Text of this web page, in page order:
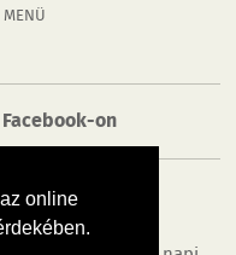
online
on